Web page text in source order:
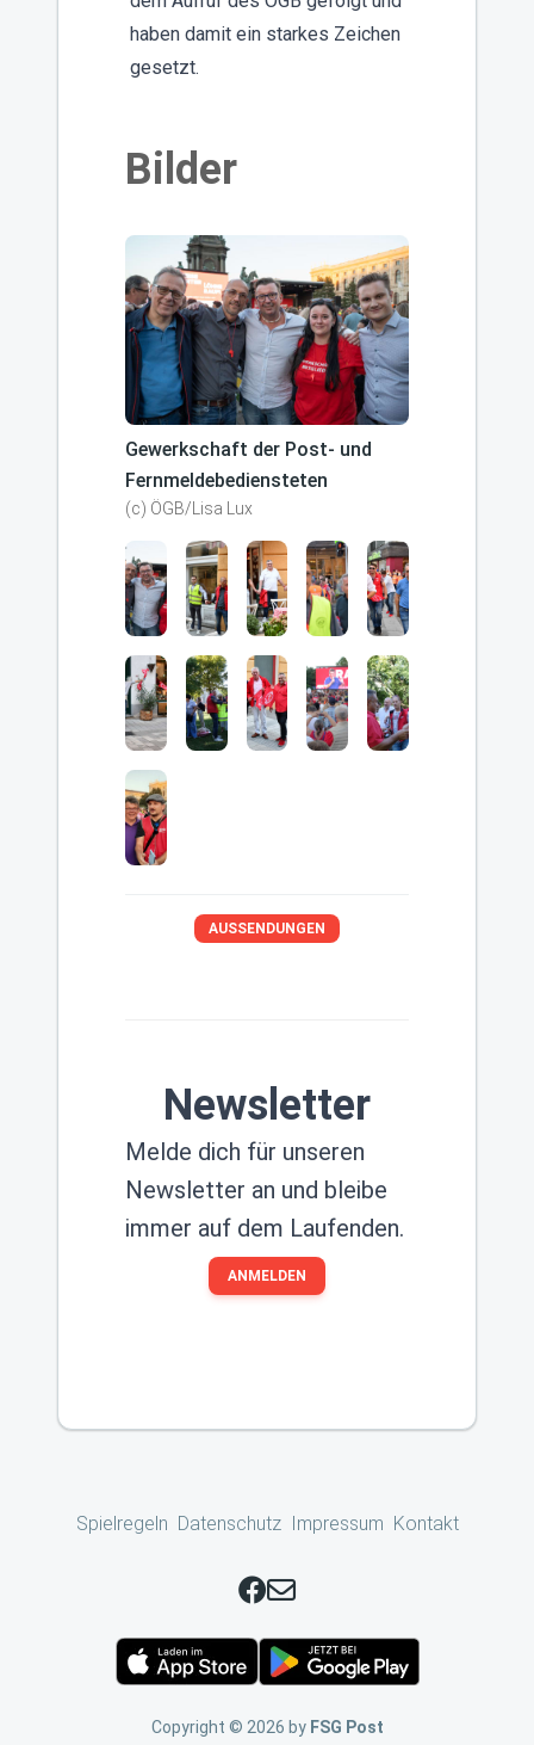
haben damit ein starkes Zeichen
gesetzt.
Bilder
Gewerkschaft der Post- und
Fernmeldebediensteten
(c) ÖGB/Lisa Lux
AUSSENDUNGEN
Newsletter
Melde dich für unseren
Newsletter an und bleibe
immer auf dem Laufenden.
ANMELDEN
Spielregeln Datenschutz Impressum Kontakt
Copyright © 2026 by FSG Post